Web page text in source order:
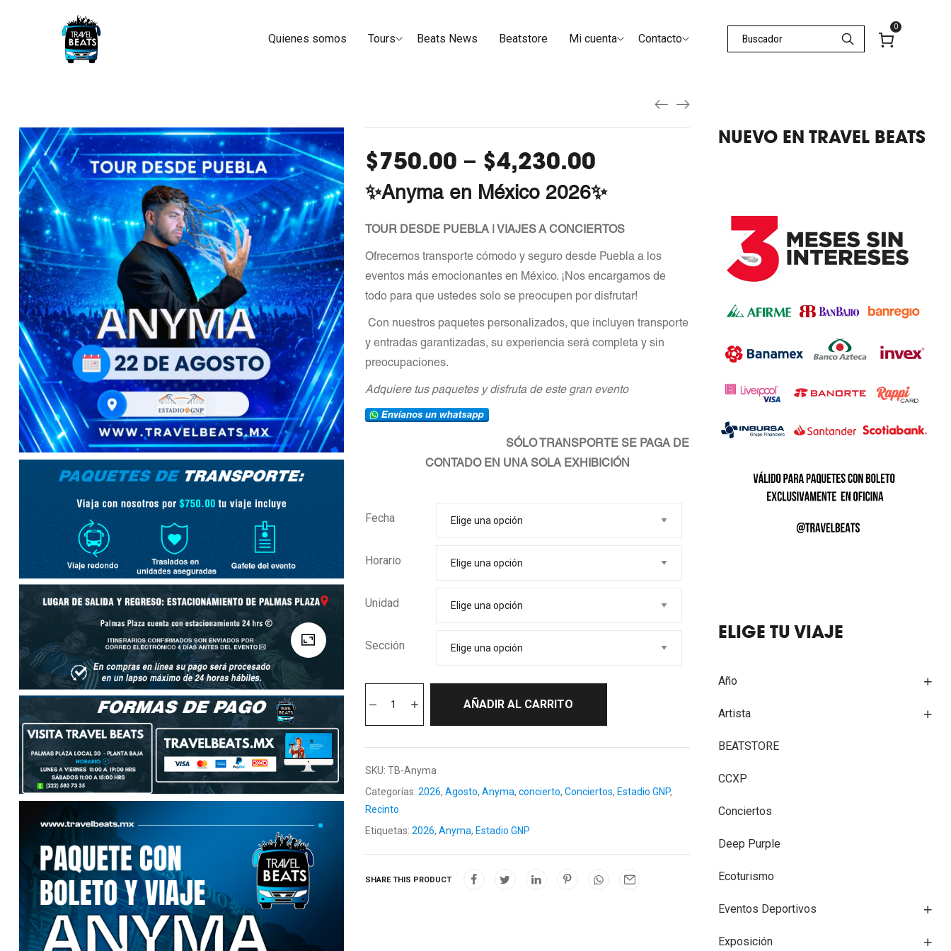
Quienes somos Tours Beats News Beatstore Mi cuenta Contacto
0
NUEVO EN TRAVEL BEATS
ELIGE TU VIAJE
Año
Artista
BEATSTORE
CCXP
Conciertos
Deep Purple
Ecoturismo
Eventos Deportivos
Exposición
$750.00 – $4,230.00
✨Anyma en México 2026✨
TOUR DESDE PUEBLA | VIAJES A CONCIERTOS
Ofrecemos transporte cómodo y seguro desde Puebla a los
eventos más emocionantes en México. ¡Nos encargamos de
todo para que ustedes solo se preocupen por disfrutar!
️ Con nuestros paquetes personalizados, que incluyen transporte
y entradas garantizadas, su experiencia será completa y sin
preocupaciones.
Adquiere tus paquetes y disfruta de este gran evento
SÓLO TRANSPORTE SE PAGA DE
CONTADO EN UNA SOLA EXHIBICIÓN
Fecha
Horario
Unidad
Sección
AÑADIR AL CARRITO
SKU: TB-Anyma
Categorías: 2026, Agosto, Anyma, concierto, Conciertos, Estadio GNP,
Recinto
Etiquetas: 2026, Anyma, Estadio GNP
SHARE THIS PRODUCT